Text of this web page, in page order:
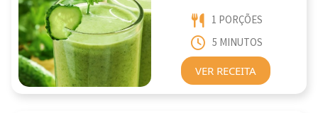
1 PORÇÕES
5 MINUTOS
VER RECEITA